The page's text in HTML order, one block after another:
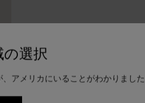
の選択
アメリカにいることがわかりまし